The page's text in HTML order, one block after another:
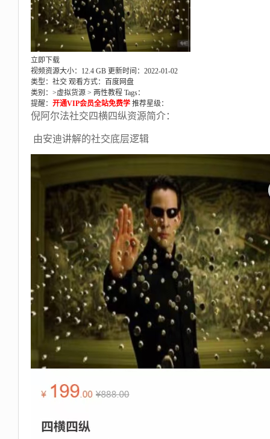
立即下载
视频资源大小：12.4 GB 更新时间：2022-01-02
类型：社交 观看方式：百度网盘
类别：>虚拟货源 > 两性教程 Tags：
提醒： 开通VIP会员全站免费学 推荐星级：
倪阿尔法社交四横四纵资源简介：
由安迪讲解的社交底层逻辑